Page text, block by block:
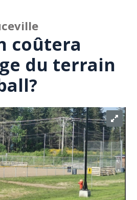
coûtera
du terrain